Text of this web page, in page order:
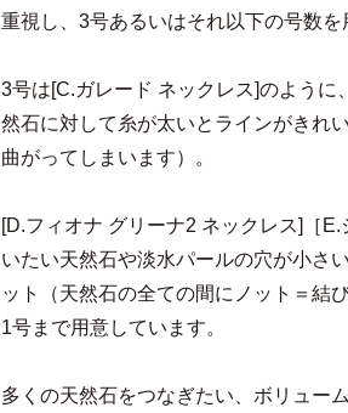
重視し、3号あるいはそれ以下の号数を
3号は[C.ガレード ネックレス]のよう
然石に対して糸が太いとラインがきれ
曲がってしまいます）。
[D.フィオナ グリーナ2 ネックレス]［
いたい天然石や淡水パールの穴が小さ
ット（天然石の全ての間にノット＝結
1号まで用意しています。
多くの天然石をつなぎたい、ボリュー